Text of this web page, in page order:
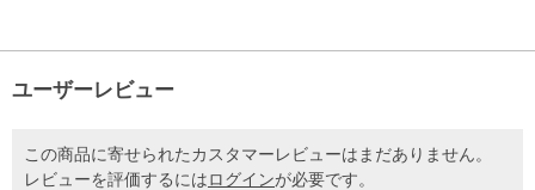
ユーザーレビュー
この商品に寄せられたカスタマーレビューはまだありません。
レビューを評価するにはログインが必要です。